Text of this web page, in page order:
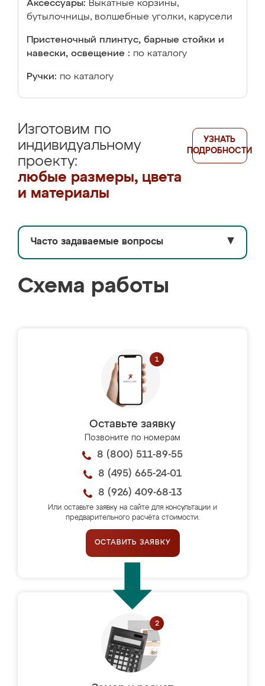
Аксессуары: Выкатные корзины,
бутылочницы, волшебные уголки, карусели
Пристеночный плинтус, барные стойки и
навески, освещение : по каталогу
Ручки: по каталогу
Изготовим по
индивидуальному
проекту:
любые размеры, цвета
и материалы
УЗНАТЬ
ПОДРОБНОСТИ
Часто задаваемые вопросы ▼
Схема работы
Оставьте заявку
Позвоните по номерам
8 (800) 511-89-55
8 (495) 665-24-01
8 (926) 409-68-13
Или оставьте заявку на сайте для консультации и
предварительного расчёта стоимости.
ОСТАВИТЬ ЗАЯВКУ